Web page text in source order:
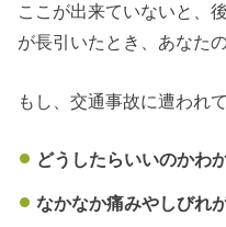
ここが出来ていないと、
が長引いたとき、あなた
もし、交通事故に遭われて
どうしたらいいのかわ
なかなか痛みやしびれ